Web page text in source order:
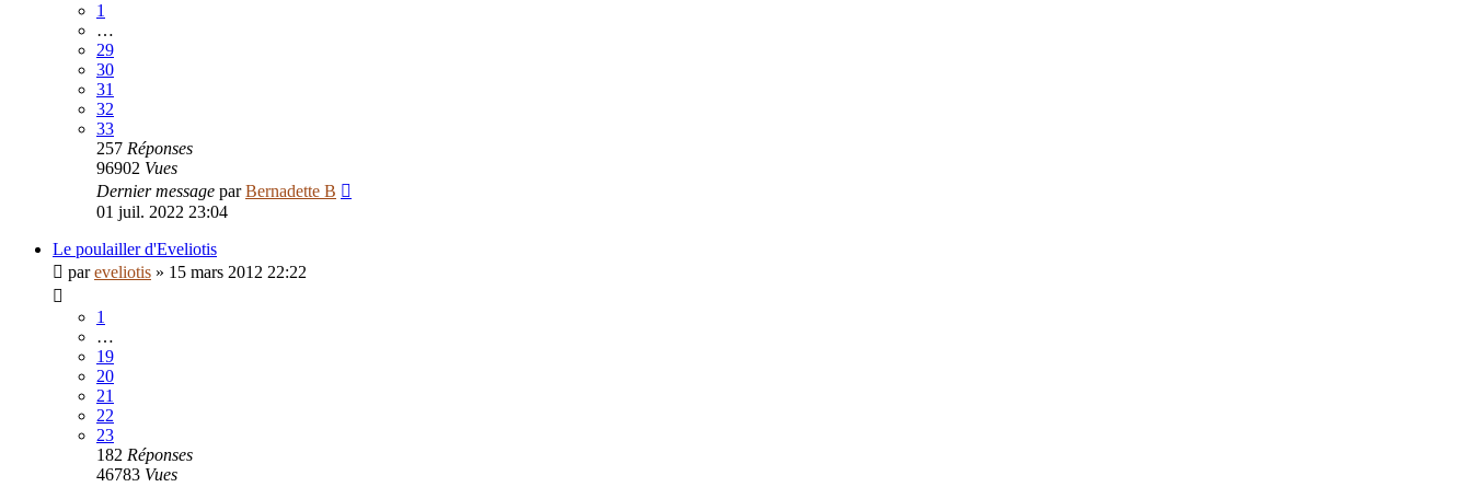
1
…
29
30
31
32
33
257 Réponses
96902 Vues
Dernier message parBernadette B
01 juil. 2022 23:04
Le poulailler d'Eveliotis
pareveliotis » 15 mars 2012 22:22
1
…
19
20
21
22
23
182 Réponses
46783 Vues